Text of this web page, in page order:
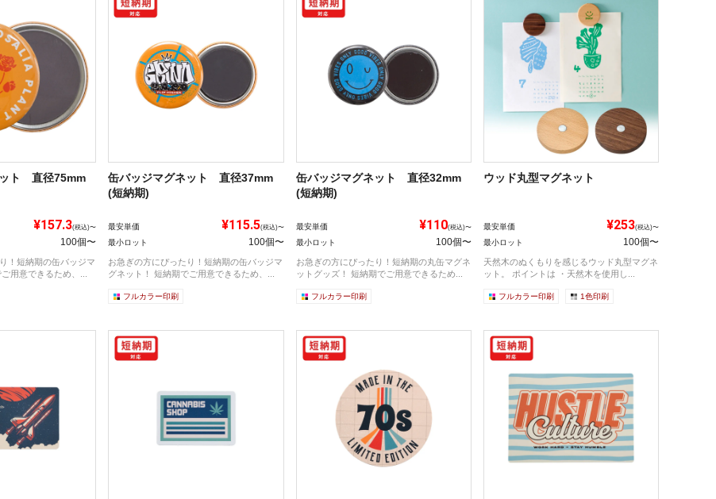
ト 直径75mm
¥157.3(税込)〜
100個〜
！短納期の缶バッジマ
用意できるため、...
缶バッジマグネット 直径37mm
(短納期)
最安単価 ¥115.5(税込)〜
最小ロット 100個〜
お急ぎの方にぴったり！短納期の缶バッジマ
グネット！ 短納期でご用意できるため、...
フルカラー印刷
缶バッジマグネット 直径32mm
(短納期)
最安単価 ¥110(税込)〜
最小ロット 100個〜
お急ぎの方にぴったり！短納期の丸缶マグネ
ットグッズ！ 短納期でご用意できるため...
フルカラー印刷
ウッド丸型マグネット
最安単価 ¥253(税込)〜
最小ロット 100個〜
天然木のぬくもりを感じるウッド丸型マグネ
ット。 ポイントは ・天然木を使用し...
フルカラー印刷 1色印刷